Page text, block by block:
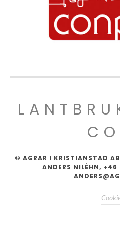
© AGRAR I KRISTIANSTAD
ANDERS NILÉHN,